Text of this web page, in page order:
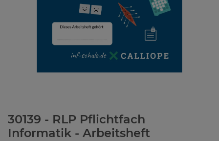
30139 - RLP Pflichtfach
Informatik - Arbeitsheft